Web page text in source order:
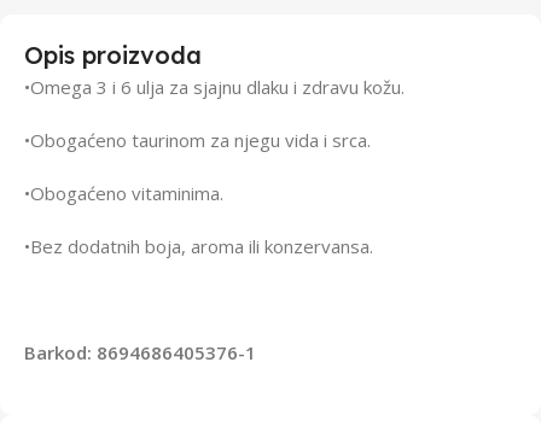
Opis proizvoda
•Omega 3 i 6 ulja za sjajnu dlaku i zdravu kožu.
•Obogaćeno taurinom za njegu vida i srca.
•Obogaćeno vitaminima.
•Bez dodatnih boja, aroma ili konzervansa.
Barkod: 8694686405376-1